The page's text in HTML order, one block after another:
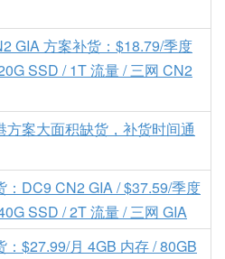
GIA 方案补货：$18.79/季度
SSD / 1T 流量 / 三网 CN2
方案大面积缺货，补货时间通
：DC9 CN2 GIA / $37.59/季度
SSD / 2T 流量 / 三网 GIA
：$27.99/月 4GB 内存 / 80GB